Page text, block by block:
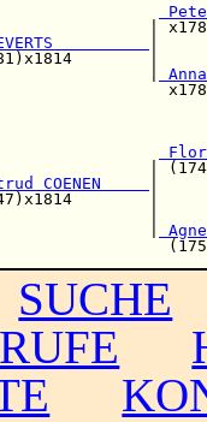
EVERTS
|
COENEN
(1792-
SUCHE